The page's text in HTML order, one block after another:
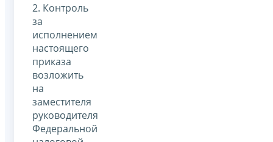
2. Контроль
за
исполнением
настоящего
приказа
возложить
на
заместителя
руководителя
Федеральной